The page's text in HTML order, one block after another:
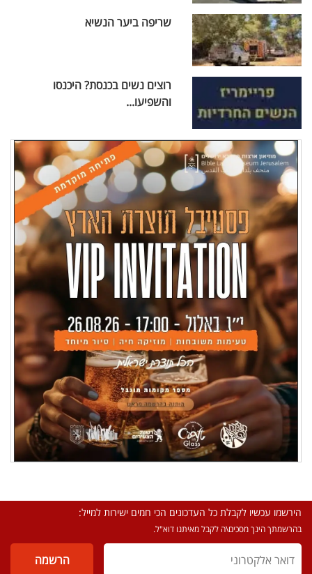
שריפה ביער הנשיא
רוצים נשים בכנסת? היכנסו
והשפיעו...
הירשמו עכשיו לקבלת כל העדכונים הכי חמים ישירות למייל:
בהרשמתך הינך מסכים\ה לקבל מאיתנו דוא"ל.